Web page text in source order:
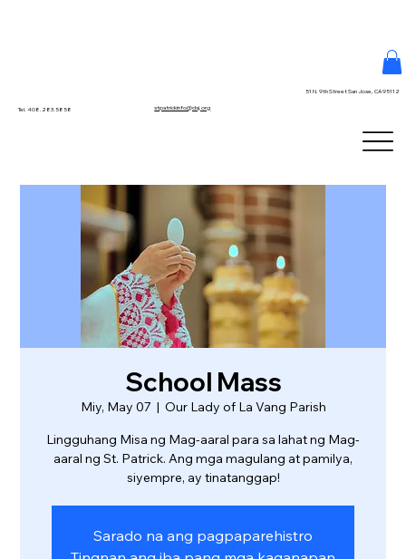
Tel. 408.283.5858 stpatrickinfo@dsj.org
51 N. 9th Street San Jose, CA 95112
School Mass
Miy, May 07
  |
Our Lady of La Vang Parish
Lingguhang Misa ng Mag-aaral para sa lahat ng Mag-
aaral ng St. Patrick. Ang mga magulang at pamilya,
siyempre, ay tinatanggap!
Sarado na ang pagpaparehistro